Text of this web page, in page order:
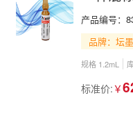
产品编号：
品牌：坛
规格 1.2mL
标准价: ￥